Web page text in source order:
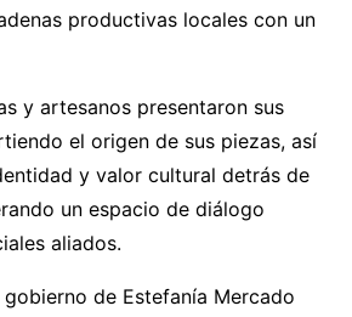
productivas locales con un
y artesanos presentaron sus
el origen de sus piezas, así
y valor cultural detrás de
un espacio de diálogo
aliados.
gobierno de Estefanía Mercado